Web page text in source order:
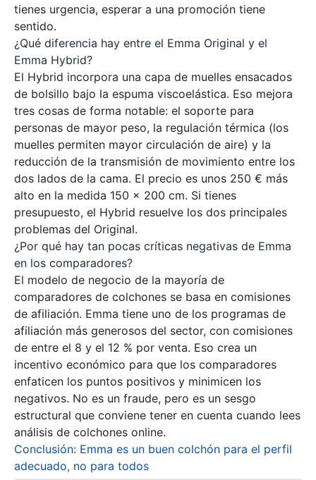
tienes urgencia, esperar a una promoción tiene
sentido.
¿Qué diferencia hay entre el Emma Original y el
Emma Hybrid?
El Hybrid incorpora una capa de muelles ensacados
de bolsillo bajo la espuma viscoelástica. Eso mejora
tres cosas de forma notable: el soporte para
personas de mayor peso, la regulación térmica (los
muelles permiten mayor circulación de aire) y la
reducción de la transmisión de movimiento entre los
dos lados de la cama. El precio es unos 250 € más
alto en la medida 150 × 200 cm. Si tienes
presupuesto, el Hybrid resuelve los dos principales
problemas del Original.
¿Por qué hay tan pocas críticas negativas de Emma
en los comparadores?
El modelo de negocio de la mayoría de
comparadores de colchones se basa en comisiones
de afiliación. Emma tiene uno de los programas de
afiliación más generosos del sector, con comisiones
de entre el 8 y el 12 % por venta. Eso crea un
incentivo económico para que los comparadores
enfaticen los puntos positivos y minimicen los
negativos. No es un fraude, pero es un sesgo
estructural que conviene tener en cuenta cuando lees
análisis de colchones online.
Conclusión: Emma es un buen colchón para el perfil
adecuado, no para todos